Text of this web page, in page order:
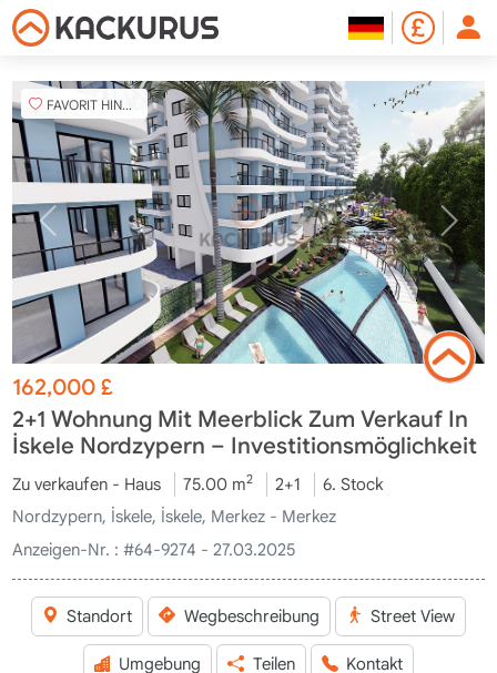
FAVORIT HINZUFÜGEN
162,000£
2+1 Wohnung Mit Meerblick Zum Verkauf In
İskele Nordzypern – Investitionsmöglichkeit
Zu verkaufen - Haus 75.00 m2 2+1
6. Stock
Nordzypern, İskele, İskele, Merkez - Merkez
Anzeigen-Nr. : #64-9274 - 27.03.2025
Standort Wegbeschreibung Street View
Umgebung Teilen Kontakt